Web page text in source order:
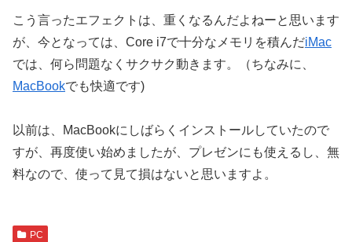
こう言ったエフェクトは、重くなるんだよねーと思います
が、今となっては、Core i7で十分なメモリを積んだiMac
では、何ら問題なくサクサク動きます。（ちなみに、
MacBookでも快適です)
以前は、MacBookにしばらくインストールしていたので
すが、再度使い始めましたが、プレゼンにも使えるし、無
料なので、使って見て損はないと思いますよ。
PC